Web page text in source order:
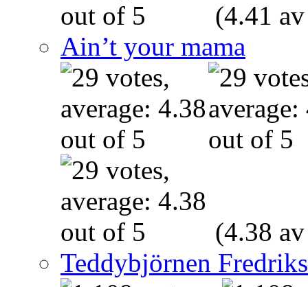
(4.41
Ain’t your mama
(4.38
Teddybjörnen